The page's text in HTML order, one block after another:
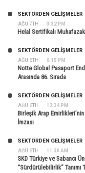
AĞU 7TH 3:32 PM
SEKTÖRDEN GELIŞMELER
Helal Sertifikalı
AĞU 6TH 6:15 PM
SEKTÖRDEN GELIŞMELER
Notte Global Pasaport
Arasında 86. Sırada
AĞU 6TH 12:34 PM
SEKTÖRDEN GELIŞMELER
Birleşik Arap
İmzası
AĞU 6TH 11:30 AM
SEKTÖRDEN GELIŞMELER
SKD Türkiye ve Sabancı
“Sürdürülebilirlik” Tanımı